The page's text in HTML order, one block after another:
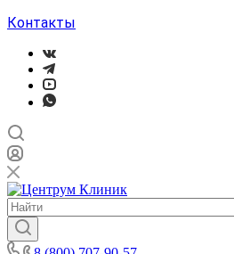
Контакты